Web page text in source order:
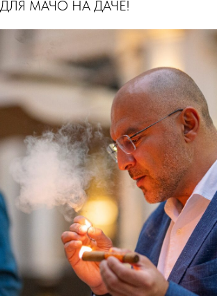
ДЛЯ МАЧО НА ДАЧЕ!